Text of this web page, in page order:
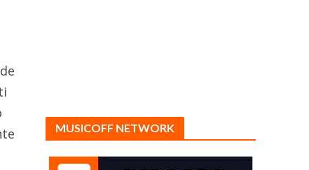
MUSICOFF NETWORK